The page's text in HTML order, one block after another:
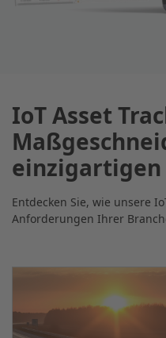
IoT Asset
einzigartigen
Entdecken Sie, wie unsere
Anforderungen Ihrer